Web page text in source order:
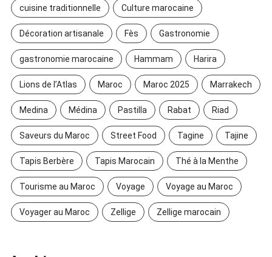
cuisine traditionnelle Culture marocaine
Décoration artisanale Fès Gastronomie
gastronomie marocaine Hammam Harira
Lions de l’Atlas Maroc Maroc 2025 Marrakech
Medina Médina Pastilla Rabat Riad
Saveurs du Maroc Street Food Tagine Tajine
Tapis Berbère Tapis Marocain Thé à la Menthe
Tourisme au Maroc Voyage Voyage au Maroc
Voyager au Maroc Zellige Zellige marocain